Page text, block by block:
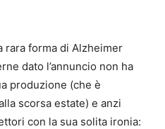
rara forma di Alzheimer
dato l’annuncio non ha
produzione (che è
scorsa estate) e anzi
con la sua solita ironia: